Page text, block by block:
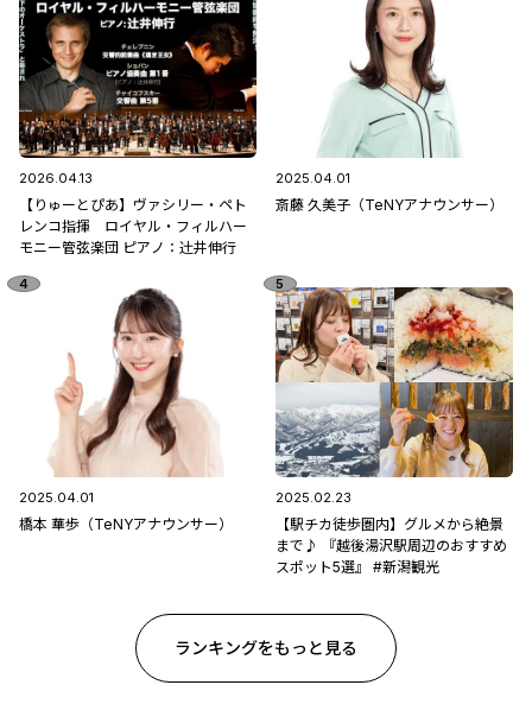
2026.04.13
【りゅーとぴあ】ヴァシリー・ペト
レンコ指揮 ロイヤル・フィルハー
モニー管弦楽団 ピアノ：辻󠄀井伸行
2025.04.01
斎藤 久美子（TeNYアナウンサー）
2025.04.01
橋本 華歩（TeNYアナウンサー）
2025.02.23
【駅チカ徒歩圏内】グルメから絶景
まで♪ 『越後湯沢駅周辺のおすすめ
スポット5選』 #新潟観光
ランキングをもっと見る